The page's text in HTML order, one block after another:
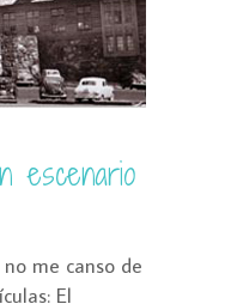
escenario
me canso de
El